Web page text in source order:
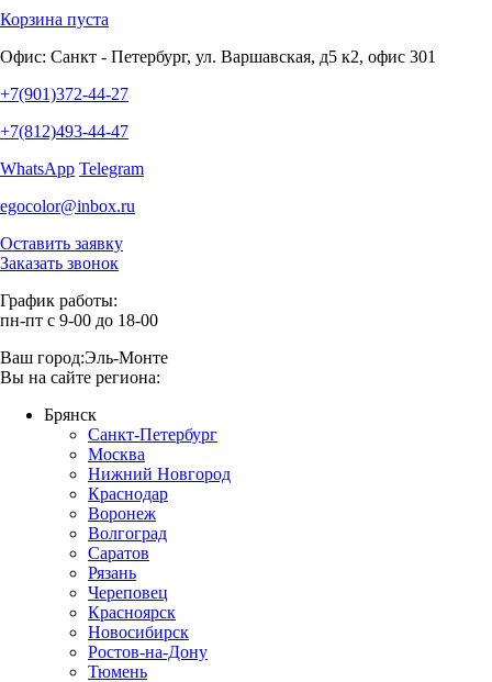
Корзина пуста
Офис: Санкт - Петербург, ул. Варшавская, д5 к2, офис 301
+7(901)372-44-27
+7(812)493-44-47
WhatsApp Telegram
egocolor@inbox.ru
Оставить заявку
Заказать звонок
График работы:
пн-пт с 9-00 до 18-00
Ваш город:Эль-Монте
Вы на сайте региона:
Брянск
Санкт-Петербург
Москва
Нижний Новгород
Краснодар
Воронеж
Волгоград
Саратов
Рязань
Череповец
Красноярск
Новосибирск
Ростов-на-Дону
Тюмень